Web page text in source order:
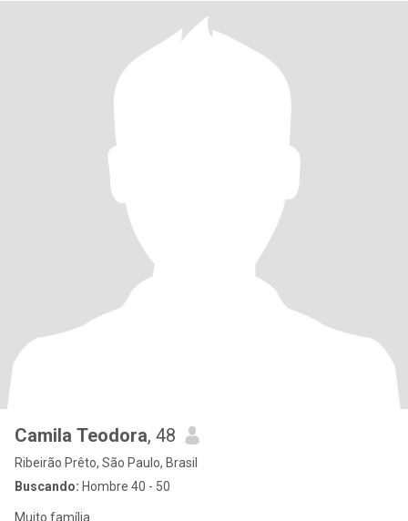
Camila Teodora, 48
Ribeirão Prêto, São Paulo, Brasil
Buscando: Hombre 40 - 50
Muito família